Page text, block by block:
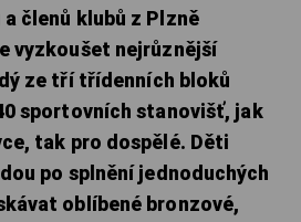
členů klubů z Plzně
vyzkoušet nejrůznější
ze tří třídenních bloků
sportovních stanovišť, jak
tak pro dospělé. Děti
po splnění jednoduchých
oblíbené bronzové,